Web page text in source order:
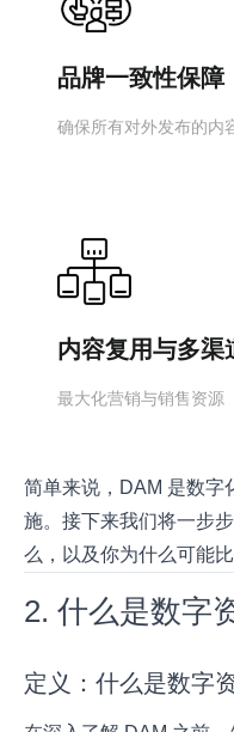
品牌一致性保障
确保所有对外发布的内
内容复用与多渠
最大化营销与销售资源
简单来说，DAM 是数字
施。接下来我们将一步
么，以及你为什么可能
2. 什么是数字
定义：什么是数字